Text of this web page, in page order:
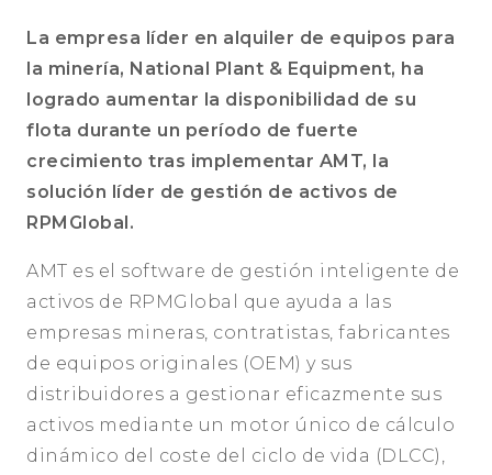
La empresa líder en alquiler de equipos para
la minería, National Plant & Equipment, ha
logrado aumentar la disponibilidad de su
flota durante un período de fuerte
crecimiento tras implementar AMT, la
solución líder de gestión de activos de
RPMGlobal.
AMT es el software de gestión inteligente de
activos de RPMGlobal que ayuda a las
empresas mineras, contratistas, fabricantes
de equipos originales (OEM) y sus
distribuidores a gestionar eficazmente sus
activos mediante un motor único de cálculo
dinámico del coste del ciclo de vida (DLCC),